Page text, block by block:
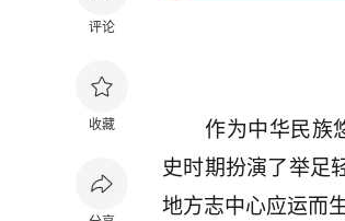
评论
收藏
作为中华民族
史时期扮演了举足
地方志中心应运而